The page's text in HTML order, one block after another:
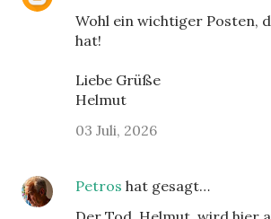
Wohl ein wichtiger Posten,
hat!
Liebe Grüße
Helmut
03 Juli, 2026
Petros hat gesagt…